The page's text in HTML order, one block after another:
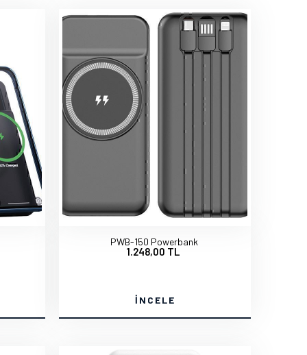
PWB-150 Powerbank
1.248,00 TL
İNCELE